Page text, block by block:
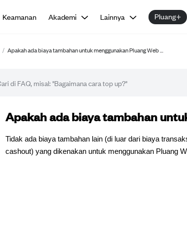
Keamanan Akademi Lainnya Pluang+
/ Apakah ada biaya tambahan untuk menggunakan Pluang Web …
Artikel FAQ
Apakah ada biaya tambahan
Tidak ada biaya tambahan lain (di luar dari biaya
cashout) yang dikenakan untuk menggunakan Pluang